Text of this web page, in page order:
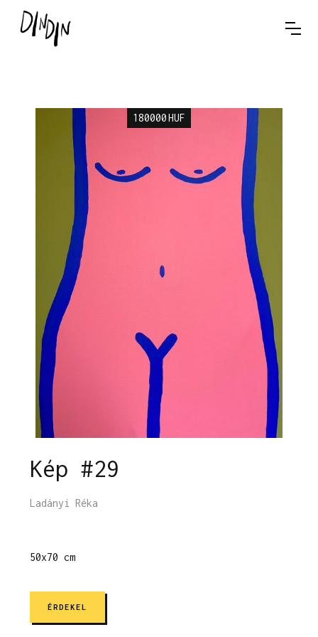
180000HUF
Kép #29
Ladányi Réka
50x70 cm
ÉRDEKEL